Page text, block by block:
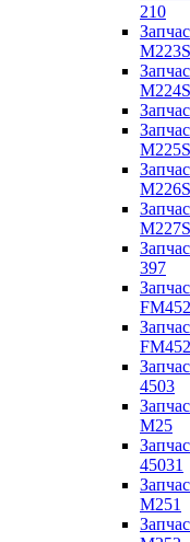
210
M223S
M224S
M225S
M226S
M227S
397
4503
M25
45031
M251